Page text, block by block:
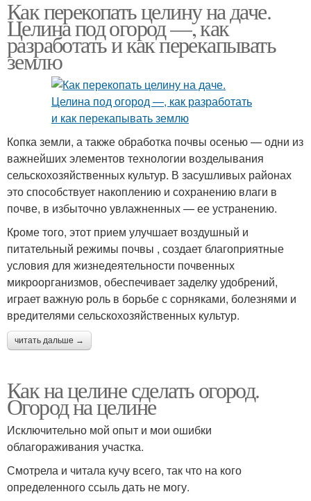
Как перекопать целину на даче.
Целина под огород —, как
разработать и как перекапывать
землю
Копка земли, а также обработка почвы осенью — одни из
важнейших элементов технологии возделывания
сельскохозяйственных культур. В засушливых районах
это способствует накоплению и сохранению влаги в
почве, в избыточно увлажненных — ее устранению.
Кроме того, этот прием улучшает воздушный и
питательный режимы почвы , создает благоприятные
условия для жизнедеятельности почвенных
микроорганизмов, обеспечивает заделку удобрений,
играет важную роль в борьбе с сорняками, болезнями и
вредителями сельскохозяйственных культур.
читать дальше →
Как на целине сделать огород.
Огород на целине
Исключительно мой опыт и мои ошибки
облагораживания участка.
Смотрела и читала кучу всего, так что на кого
определенного ссыль дать не могу.